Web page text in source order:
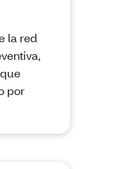
la red
por